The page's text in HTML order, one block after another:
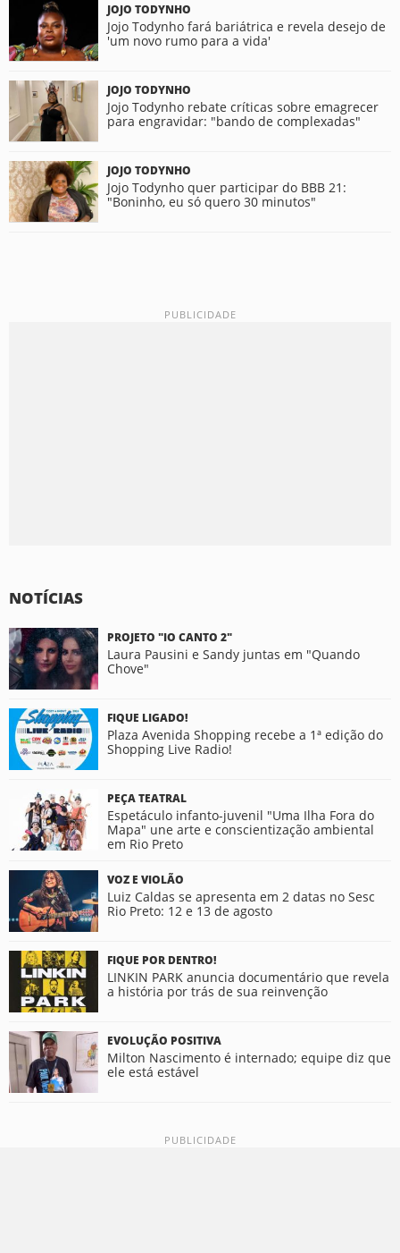
JOJO TODYNHO
Jojo Todynho fará bariátrica e revela desejo de
'um novo rumo para a vida'
JOJO TODYNHO
Jojo Todynho rebate críticas sobre emagrecer
para engravidar: "bando de complexadas"
JOJO TODYNHO
Jojo Todynho quer participar do BBB 21:
"Boninho, eu só quero 30 minutos"
NOTÍCIAS
PROJETO "IO CANTO 2"
Laura Pausini e Sandy juntas em "Quando
Chove"
FIQUE LIGADO!
Plaza Avenida Shopping recebe a 1ª edição do
Shopping Live Radio!
PEÇA TEATRAL
Espetáculo infanto-juvenil "Uma Ilha Fora do
Mapa" une arte e conscientização ambiental
em Rio Preto
VOZ E VIOLÃO
Luiz Caldas se apresenta em 2 datas no Sesc
Rio Preto: 12 e 13 de agosto
FIQUE POR DENTRO!
LINKIN PARK anuncia documentário que revela
a história por trás de sua reinvenção
EVOLUÇÃO POSITIVA
Milton Nascimento é internado; equipe diz que
ele está estável